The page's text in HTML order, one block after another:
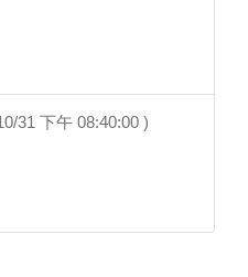
31 下午 08:40:00 )